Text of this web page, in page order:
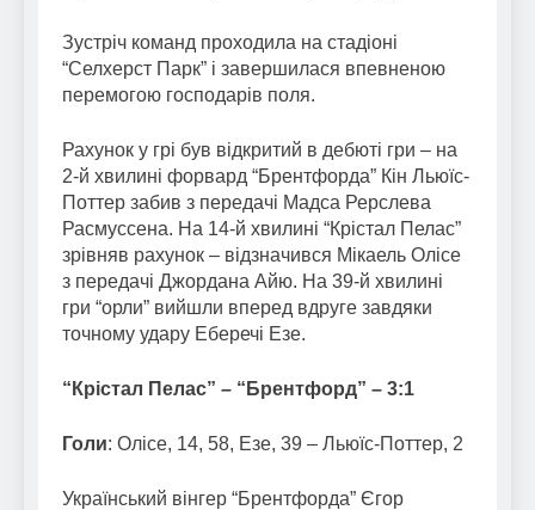
Зустріч команд проходила на стадіоні
“Селхерст Парк” і завершилася впевненою
перемогою господарів поля.
Рахунок у грі був відкритий в дебюті гри – на
2-й хвилині форвард “Брентфорда” Кін Льюїс-
Поттер забив з передачі Мадса Рерслева
Расмуссена. На 14-й хвилині “Крістал Пелас”
зрівняв рахунок – відзначився Мікаель Олісе
з передачі Джордана Айю. На 39-й хвилині
гри “орли” вийшли вперед вдруге завдяки
точному удару Еберечі Езе.
“Крістал Пелас” – “Брентфорд” – 3:1
Голи: Олісе, 14, 58, Езе, 39 – Льюїс-Поттер, 2
Український вінгер “Брентфорда” Єгор